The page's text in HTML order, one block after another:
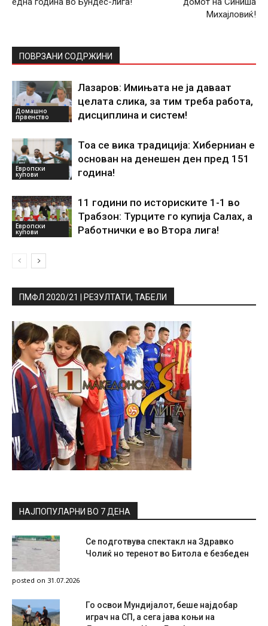
Михајловиќ!
ПОВРЗАНИ СОДРЖИНИ
Домашно
првенство
Лазаров: Имињата не ја даваат
целата слика, за тим треба работа,
дисциплина и систем!
Европски
купови
Тоа се вика традиција: Хиберниан е
основан на денешен ден пред 151
година!
Европски
купови
11 години по историските 1-1 во
Трабзон: Турците го купија Салах, а
Работнички е во Втора лига!
ПМФЛ 2020/21 | РЕЗУЛТАТИ, ТАБЕЛИ
НАЈПОПУЛАРНИ ВО 7 ДЕНА
Се подготвува спектакл на Здравко
Чолиќ но теренот во Битола е безбеден
posted on 31.07.2026
Го освои Мундијалот, беше најдобар
играч на СП, а сега јава коњи на